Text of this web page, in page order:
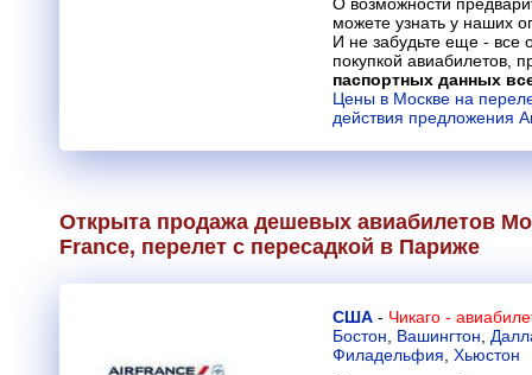
можете узнать у наших
И не забудьте еще - все
покупкой авиабилетов,
паспортных данных
Цены в Москве на
действия предложения
Открыта продажа дешевых авиабилетов
France, перелет с пересадкой в Париже
США - Чикаго -
Бостон
Вашингтон
Филадельфия Хьюстон